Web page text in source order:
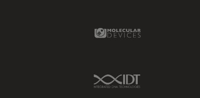
Molecular Devices Link
IDT Link